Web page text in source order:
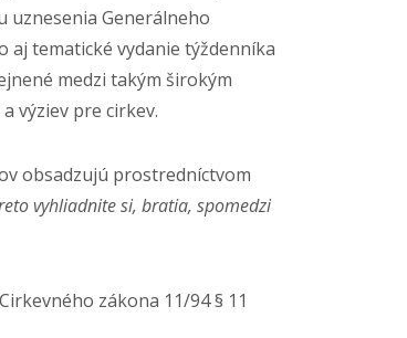
uznesenia Generálneho
aj tematické vydanie týždenníka
medzi takým širokým
výziev pre cirkev.
obsadzujú prostredníctvom
vyhliadnite si, bratia, spomedzi
zákona 11/94 § 11